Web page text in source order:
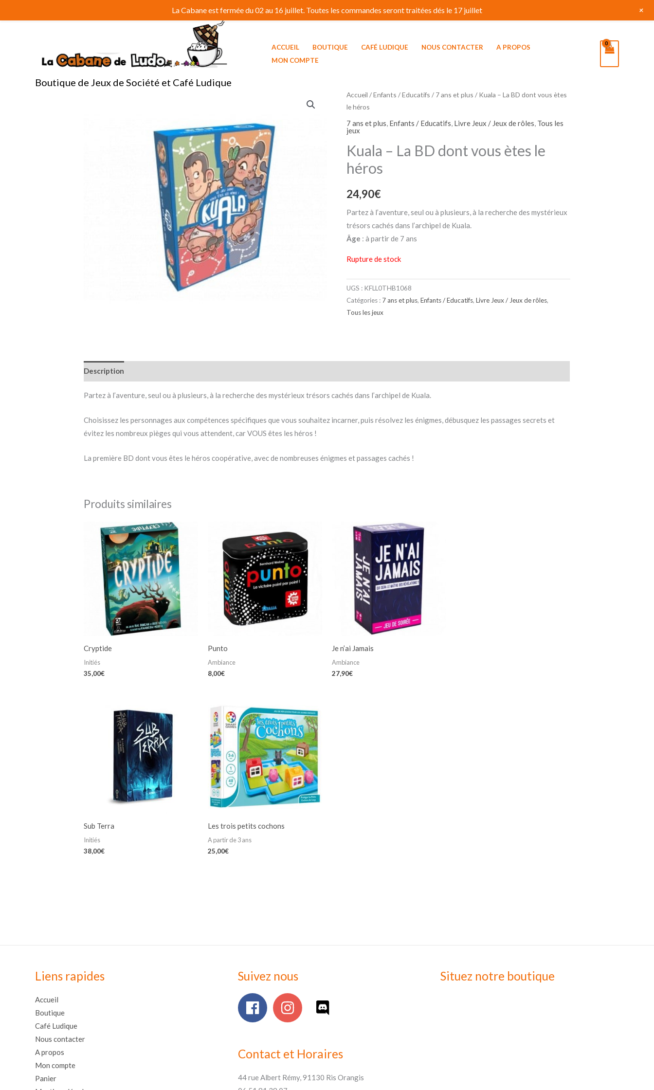
au
Boutique de Jeux de Société et Café Ludique
ACCUEIL BOUTIQUE CAFÉ LUDIQUE NOUS CONTACTER
A PROPOS
MON COMPTE
Accueil /Enfants / Educatifs / 7 ans et plus / Kuala – La BD dont vous ètes
le héros
7 ans et plus, Enfants / Educatifs, Livre Jeux / Jeux de rôles, Tous les
jeux
Kuala – La BD dont vous ètes le
héros
24,90€
Partez à l’aventure, seul ou à plusieurs, à la recherche des mystérieux
trésors cachés dans l’archipel de Kuala.
Âge : à partir de 7 ans
Rupture de stock
UGS : KFLL0THB1068
Catégories : 7 ans et plus, Enfants / Educatifs, Livre Jeux / Jeux de rôles,
Tous les jeux
Description
Partez à l’aventure, seul ou à plusieurs, à la recherche des mystérieux trésors cachés dans l’archipel de Kuala.
Choisissez les personnages aux compétences spécifiques que vous souhaitez incarner, puis résolvez les énigmes, débusquez les passages secrets et
évitez les nombreux pièges qui vous attendent, car VOUS êtes les héros !
La première BD dont vous êtes le héros coopérative, avec de nombreuses énigmes et passages cachés !
Produits similaires
Cryptide
Initiés
35,00€
Punto
Ambiance
8,00€
Je n’ai Jamais
Ambiance
27,90€
Sub Terra
Initiés
38,00€
Les trois petits cochons
A partir de 3 ans
25,00€
Liens rapides
Accueil
Boutique
Café Ludique
Nous contacter
A propos
Mon compte
Panier
Suivez nous
Contact et Horaires
44 rue Albert Rémy, 91130 Ris Orangis
Situez notre boutique
La Cabane est fermée du 02 au 16 juillet. Toutes les commandes seront traitées dés le 17 juillet +